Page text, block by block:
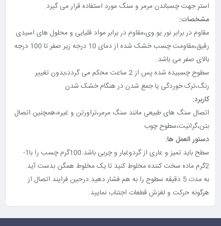
استر جهت چسباندن مرمر و سنگ مورد استفاده قرار می گیرد.
مشخصات:
مقاوم در برابر نور یو.وی،مقاوم در برابر مواد قلیایی و محلول های اسیدی
رقیق،مقاومت چسب خشک شده از دمای 10 درجه زیر صفر تا 100 درجه
بالای صفر می باشد.
سطوح چسبیده شده پس از 2 ساعت محکم می گردد،بدون تغییر
رنگ،ترک خوردگی یا جمع شدن در هنگام خشک شدن
کاربرد:
اتصال سنگ های طبیعی مانند سنگ مرمر،تراورتن و غیره،همچنین اتصال
بتن،گرانیت،سطوح چوب
دستور العمل ها:
سطح باید تمیز و عاری از گردوغبار و چربی باشد.100گرم چسب را با1-
2گرم ماده سخت کننده مخلوط کنید تا یک مخلوط همگن بدست آید.
به مدت 5 دقیقه سطوح را به هم فشار دهید.درحین فرایند اتصال از
هرگونه حرکت و لغزش قطعات اجتناب نمایید.